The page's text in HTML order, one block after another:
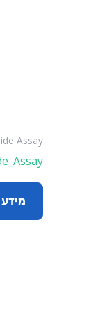
Assay
מידע